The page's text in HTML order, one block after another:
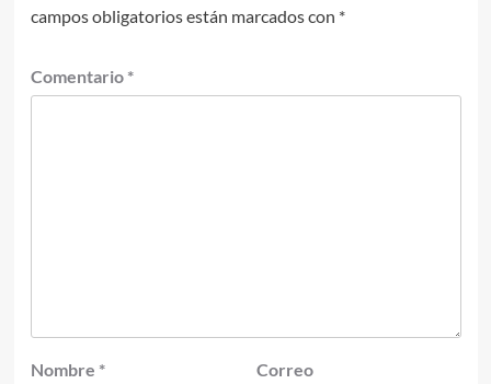
campos obligatorios están marcados con *
Comentario *
Nombre *
Correo